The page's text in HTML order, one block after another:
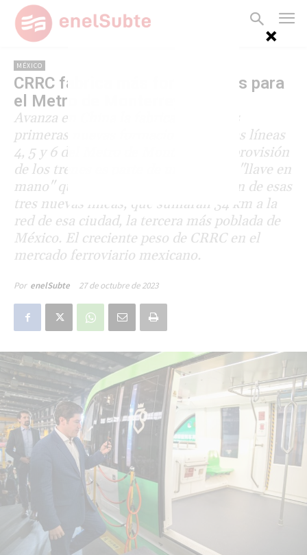
MÉXICO
CRRC fabrica más formaciones para
el Metro de Monterrey
Avanza en China la fabricación de las
primeras nuevas formaciones para las líneas
4, 5 y 6 del Metro de Monterrey. La provisión
de los trenes es parte de un contrato "llave en
mano" que contempla la construcción de esas
tres nuevas líneas, que sumarán 34 km a la
red de esa ciudad, la tercera más poblada de
México. El creciente peso de CRRC en el
mercado ferroviario mexicano.
Por enelSubte 27 de octubre de 2023